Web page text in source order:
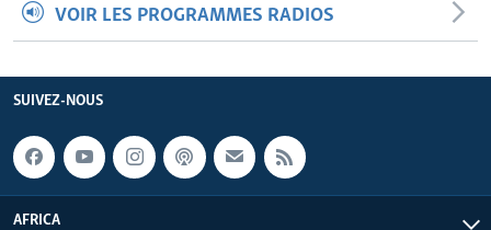
VOIR LES PROGRAMMES RADIOS
SUIVEZ-NOUS
AFRICA